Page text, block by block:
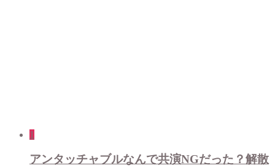
1
アンタッチャブルなんで共演NGだった？解散